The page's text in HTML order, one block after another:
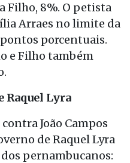
Filho, 8%. O petista
Arraes no limite da
porcentuais.
e Filho também
Raquel Lyra
João Campos
de Raquel Lyra
pernambucanos: